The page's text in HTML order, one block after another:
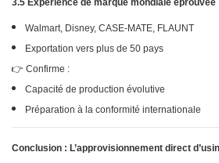
3.5 Expérience de marque mondiale éprouvée
Walmart, Disney, CASE-MATE, FLAUNT
Exportation vers plus de 50 pays
👉 Confirme :
Capacité de production évolutive
Préparation à la conformité internationale
Conclusion : L’approvisionnement direct